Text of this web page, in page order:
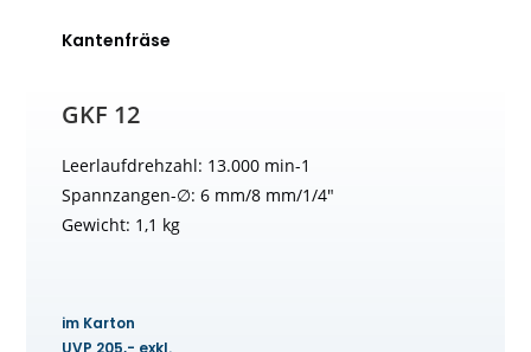
Kantenfräse
GKF 12
Leerlaufdrehzahl: 13.000 min-1
Spannzangen-∅: 6 mm/8 mm/1/4″
Gewicht: 1,1 kg
im Karton